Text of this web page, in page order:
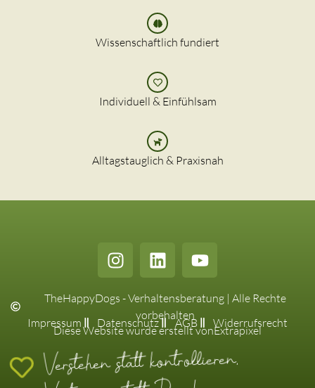
Wissenschaftlich fundiert
Individuell & Einfühlsam
Alltagstauglich & Praxisnah
TheHappyDogs - Verhaltensberatung | Alle Rechte
vorbehalten
Impressum Datenschutz AGB Widerrufsrecht
Diese Website wurde erstellt vonExtrapixel
Verstehen statt kontrollieren,